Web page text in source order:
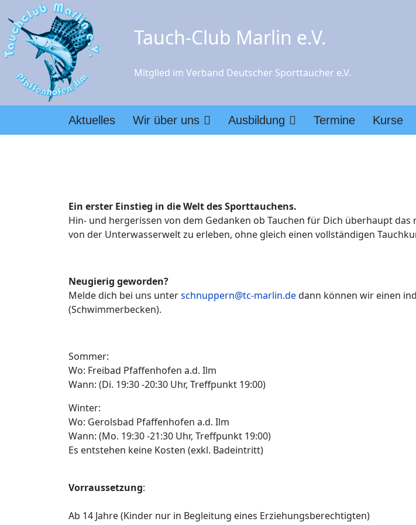
Tauch-Club Marlin e.V.
Mitglied im Verband Deutscher Sporttaucher e.V.
Aktuelles Wir über uns Ausbildung Termine Kurse
Ein erster Einstieg in die Welt des Sporttauchens.
Hin- und hergerissen von dem Gedanken ob Tauchen für Dich überhaupt
von der Unterwasserwelt zu erleben, ohne gleich einen vollständigen
Neugierig geworden?
Melde dich bei uns unterschnuppern@tc-marlin.dedann können wir einen
(Schwimmerbecken).
Sommer:
Wo: Freibad Pfaffenhofen a.d. Ilm
Wann: (Di. 19:30 -20:30 Uhr, Treffpunkt 19:00)
Winter:
Wo: Gerolsbad Pfaffenhofen a.d. Ilm
Wann: (Mo. 19:30 -21:30 Uhr, Treffpunkt 19:00)
Es entstehen keine Kosten (exkl. Badeintritt)
Vorraussetzung:
Ab 14 Jahre (Kinder nur in Begleitung eines Erziehungsberechtigten)